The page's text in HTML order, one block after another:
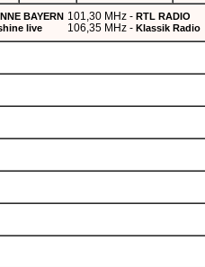
BAYERN
live
101,30 MHz - RTL RADIO
106,35 MHz - Klassik Radio